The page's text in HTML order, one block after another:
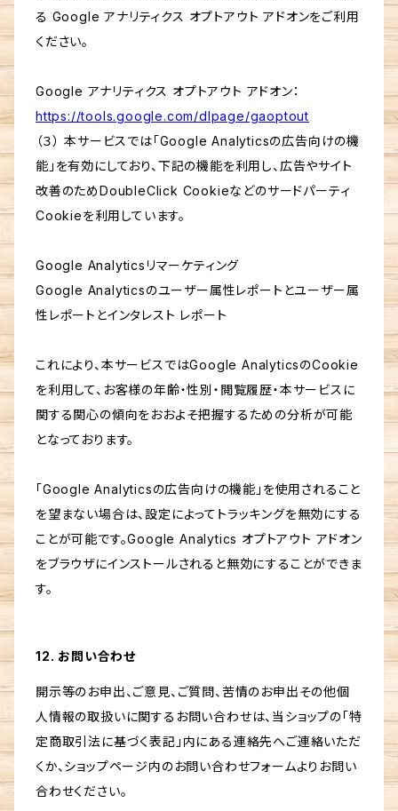
る Google アナリティクス オプトアウト アドオンをご利用
ください。
Google アナリティクス オプトアウト アドオン：
https://tools.google.com/dlpage/gaoptout
（３） 本サービスでは「Google Analyticsの広告向けの機
能」を有効にしており、下記の機能を利用し、広告やサイト
改善のためDoubleClick Cookieなどのサードパーティ
Cookieを利用しています。
Google Analyticsリマーケティング
Google Analyticsのユーザー属性レポートとユーザー属
性レポートとインタレスト レポート
これにより、本サービスではGoogle AnalyticsのCookie
を利用して、お客様の年齢・性別・閲覧履歴・本サービスに
関する関心の傾向をおおよそ把握するための分析が可能
となっております。
「Google Analyticsの広告向けの機能」を使用されること
を望まない場合は、設定によってトラッキングを無効にする
ことが可能です。Google Analytics オプトアウト アドオン
をブラウザにインストールされると無効にすることができま
す。
12. お問い合わせ
開示等のお申出、ご意見、ご質問、苦情のお申出その他個
人情報の取扱いに関するお問い合わせは、当ショップの「特
定商取引法に基づく表記」内にある連絡先へご連絡いただ
くか、ショップページ内のお問い合わせフォームよりお問い
合わせください。